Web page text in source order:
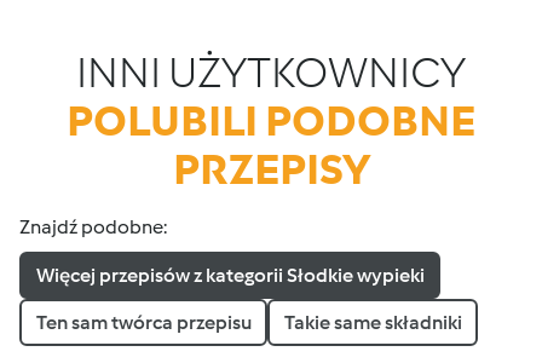
INNI UŻYTKOWNICY
POLUBILI PODOBNE
PRZEPISY
Znajdź podobne:
Więcej przepisów z kategorii Słodkie wypieki
Ten sam twórca przepisu Takie same składniki